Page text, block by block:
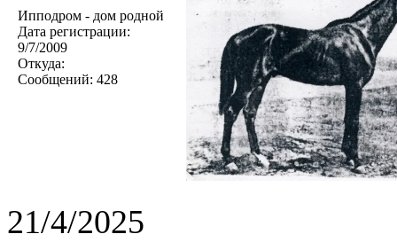
Ипподром - дом родной
Дата регистрации:
9/7/2009
Откуда:
Сообщений: 428
21/4/2025